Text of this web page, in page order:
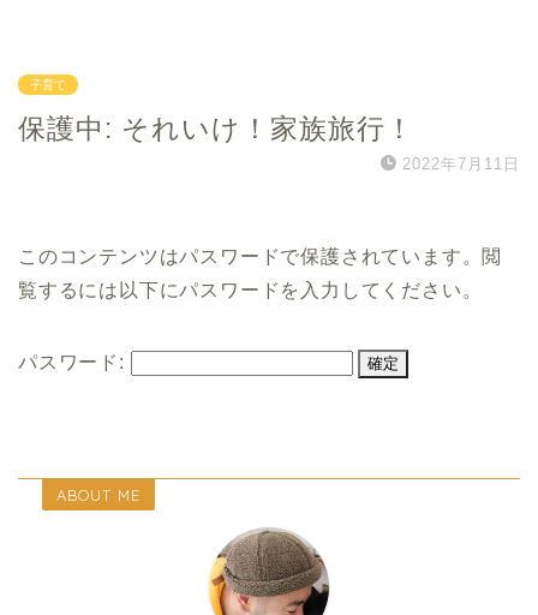
子育て
保護中: それいけ！家族旅行！
2022年7月11日
このコンテンツはパスワードで保護されています。閲
覧するには以下にパスワードを入力してください。
パスワード:
ABOUT ME